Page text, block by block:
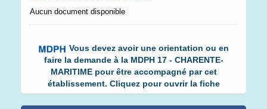
Aucun document disponible
Vous devez avoir une orientation ou en
faire la demande à la MDPH 17 - CHARENTE-
MARITIME pour être accompagné par cet
établissement. Cliquez pour ouvrir la fiche